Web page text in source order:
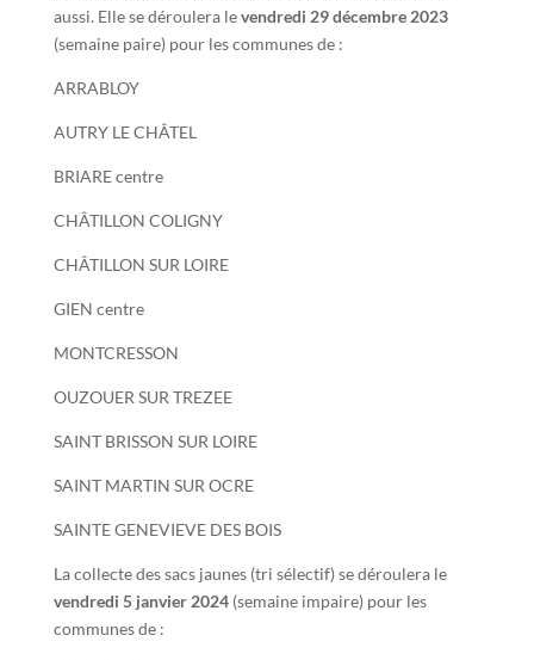
aussi. Elle se déroulera levendredi 29 décembre 2023
(semaine paire) pour les communes de :
ARRABLOY
AUTRY LE CHÂTEL
BRIARE centre
CHÂTILLON COLIGNY
CHÂTILLON SUR LOIRE
GIEN centre
MONTCRESSON
OUZOUER SUR TREZEE
SAINT BRISSON SUR LOIRE
SAINT MARTIN SUR OCRE
SAINTE GENEVIEVE DES BOIS
La collecte des sacs jaunes (tri sélectif) se déroulera le
vendredi 5 janvier 2024(semaine impaire) pour les
communes de :